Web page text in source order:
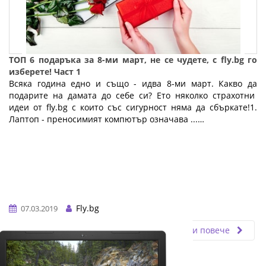
ТОП 6 подаръка за 8-ми март, не се чудете, с fly.bg го
изберете! Част 1
Всяка година едно и също - идва 8-ми март. Какво да
подарите на дамата до себе си? Ето няколко страхотни
идеи от fly.bg с които със сигурност няма да сбъркате!1.
Лаптоп - преносимият компютър означава ...…
07.03.2019
Fly.bg
Прочети повече